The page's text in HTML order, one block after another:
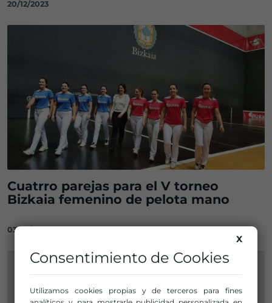
20/12/2023
Cuatrro parejas para el V torneo
Bizkaia femenino de pelota mano
03/01/2023
X
Consentimiento de Cookies
Utilizamos cookies propias y de terceros para fines